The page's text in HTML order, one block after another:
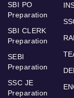
SBI PO
Preparation
SBI CLERK
Preparation
SEBI
Preparation
SSC JE
Preparation